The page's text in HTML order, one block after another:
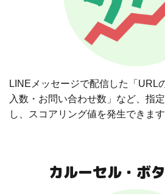
LINEメッセージで配信した「URL
入数・お問い合わせ数」など、指
し、スコアリング値を発生できます
カルーセル・ボ